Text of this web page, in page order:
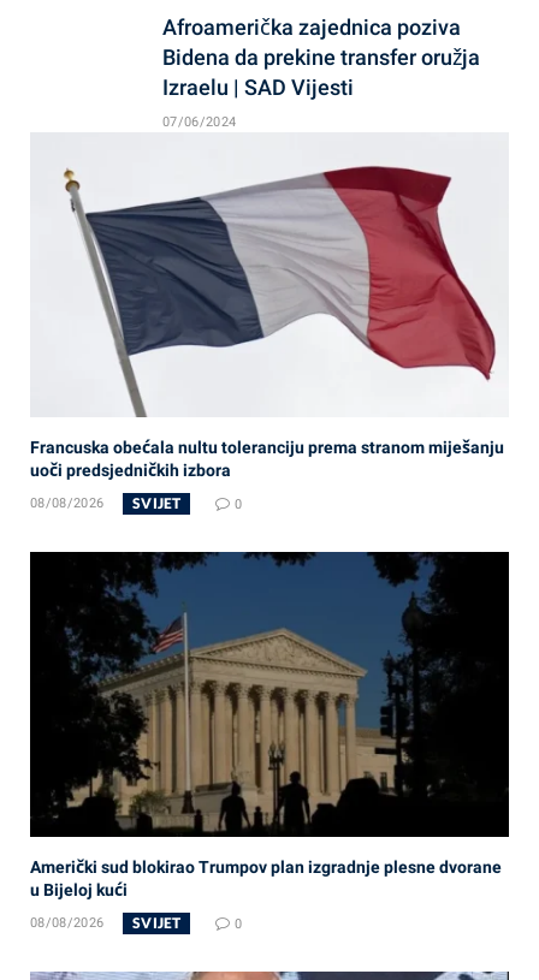
Afroamerička zajednica poziva
Bidena da prekine transfer oružja
Izraelu | SAD Vijesti
07/06/2024
Francuska obećala nultu toleranciju prema stranom miješanju
uoči predsjedničkih izbora
08/08/2026 SVIJET 0
Američki sud blokirao Trumpov plan izgradnje plesne dvorane
u Bijeloj kući
08/08/2026 SVIJET 0